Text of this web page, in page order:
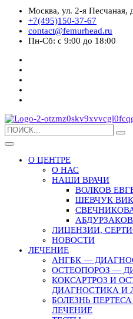
Москва, ул. 2-я Песчаная,
+7(495)150-37-67
contact@femurhead.ru
Пн-Сб: с 9:00 до 18:00
О ЦЕНТРЕ
О НАС
НАШИ ВРАЧИ
ВОЛКОВ
ШЕВЧУК
ЛИЦЕНЗИИ,
НОВОСТИ
ЛЕЧЕНИЕ
АНГБК —
ОСТЕОПОРОЗ —
КОКСАРТРОЗ И
ДИАГНОСТИКА И
БОЛЕЗНЬ
ЛЕЧЕНИЕ